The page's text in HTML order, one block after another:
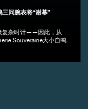
问腕表将“谢幕”
复杂时计——因此，从
Souveraine大小自鸣